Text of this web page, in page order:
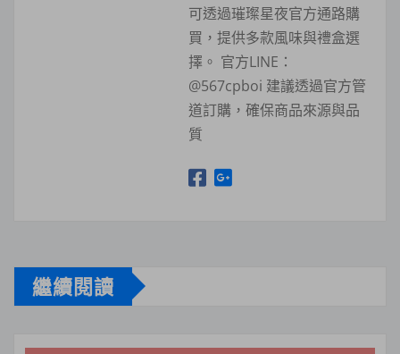
可透過璀璨星夜官方通路購
買，提供多款風味與禮盒選
擇。 官方LINE：
@567cpboi 建議透過官方管
道訂購，確保商品來源與品
質
繼續閱讀